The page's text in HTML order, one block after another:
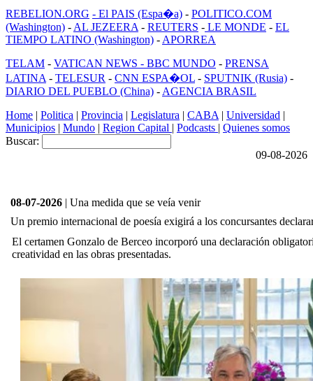
REBELION.ORG - El PAIS (Espa�a) - POLITICO.COM
(Washington) - AL JEZEERA - REUTERS - LE MONDE - EL
TIEMPO LATINO (Washington) - APORREA
TELAM - VATICAN NEWS - BBC MUNDO - PRENSA
LATINA - TELESUR - CNN ESPA�OL - SPUTNIK (Rusia) -
DIARIO DEL PUEBLO (China) - AGENCIA BRASIL
Home | Politica | Provincia | Legislatura | CABA | Universidad |
Municipios | Mundo | Region Capital | Podcasts | Quienes somos
Buscar:
09-08-2026
08-07-2026 | Una medida que se veía venir
Un premio internacional de poesía exigirá a los concursantes
El certamen Gonzalo de Berceo incorporó una declaración
creatividad en las obras presentadas.